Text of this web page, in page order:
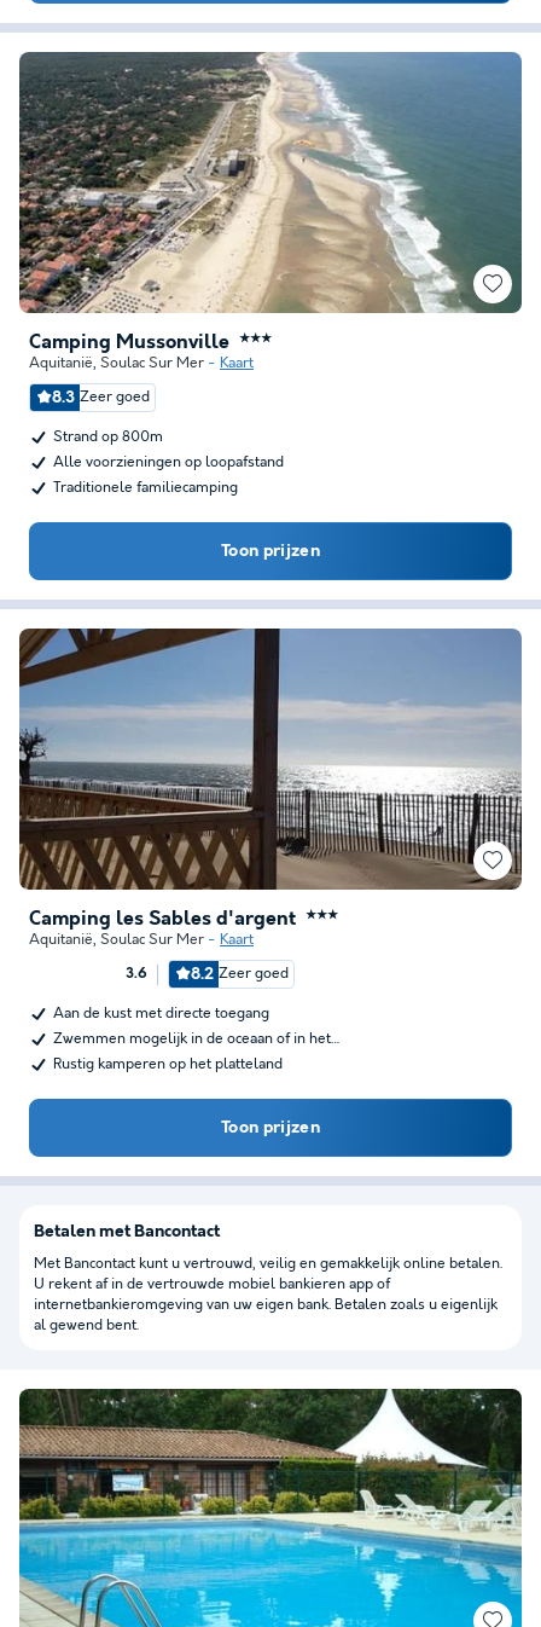
Camping Mussonville ★★★
Aquitanië, Soulac Sur Mer Kaart
8.3 Zeer goed
Strand op 800m
Alle voorzieningen op loopafstand
Traditionele familiecamping
Toon prijzen
Camping les Sables d'argent ★★★
Aquitanië, Soulac Sur Mer Kaart
3.6 8.2 Zeer goed
Aan de kust met directe toegang
Zwemmen mogelijk in de oceaan of in het…
Rustig kamperen op het platteland
Toon prijzen
Betalen met Bancontact
Met Bancontact kunt u vertrouwd, veilig en gemakkelijk online betalen.
U rekent af in de vertrouwde mobiel bankieren app of
internetbankieromgeving van uw eigen bank. Betalen zoals u eigenlijk
al gewend bent.